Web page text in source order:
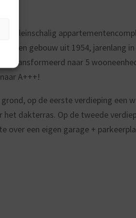
kleinschalig
een gebouw uit 1954, jarenlang
naar 5
A+++!
op de eerste verdieping een
dakterras. Op de tweede
over een eigen garage +